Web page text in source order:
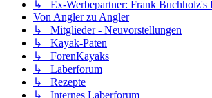
↳ Ex-Werbepartner: Frank Buchholz's
Von Angler zu Angler
↳ Mitglieder - Neuvorstellungen
↳ Kayak-Paten
↳ ForenKayaks
↳ Laberforum
↳ Rezepte
↳ Internes Laberforum